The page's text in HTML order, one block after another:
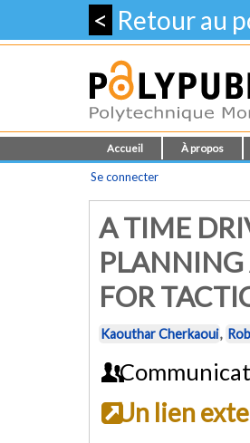
< Retour au
Accueil À propos
Se connecter
A TIME
PLANNING
FOR
Kaouthar Cherkaoui,
Un lien